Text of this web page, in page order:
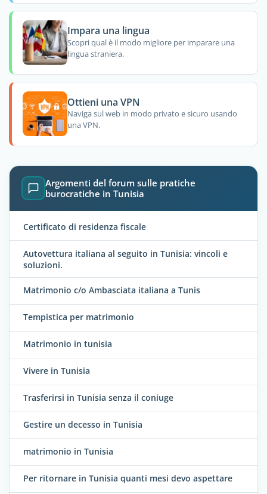
Impara una lingua
Scopri qual è il modo migliore per imparare una
lingua straniera.
Ottieni una VPN
Naviga sul web in modo privato e sicuro usando
una VPN.
Argomenti del forum sulle pratiche
burocratiche in Tunisia
Certificato di residenza fiscale
Autovettura italiana al seguito in Tunisia: vincoli e
soluzioni.
Matrimonio c/o Ambasciata italiana a Tunis
Tempistica per matrimonio
Matrimonio in tunisia
Vivere in Tunisia
Trasferirsi in Tunisia senza il coniuge
Gestire un decesso in Tunisia
matrimonio in Tunisia
Per ritornare in Tunisia quanti mesi devo aspettare